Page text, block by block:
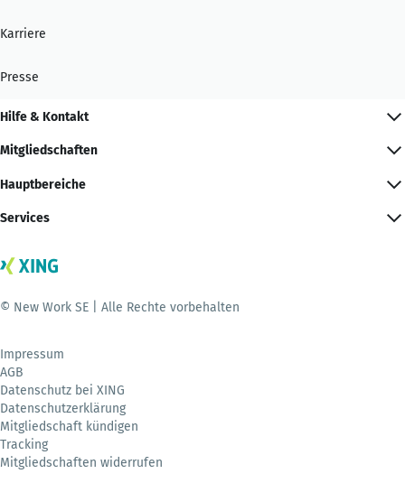
Karriere
Presse
Hilfe & Kontakt
Mitgliedschaften
Hauptbereiche
Services
© New Work SE | Alle Rechte vorbehalten
Impressum
AGB
Datenschutz bei XING
Datenschutzerklärung
Mitgliedschaft kündigen
Tracking
Mitgliedschaften widerrufen